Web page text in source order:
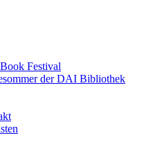
Festival
der DAI Bibliothek